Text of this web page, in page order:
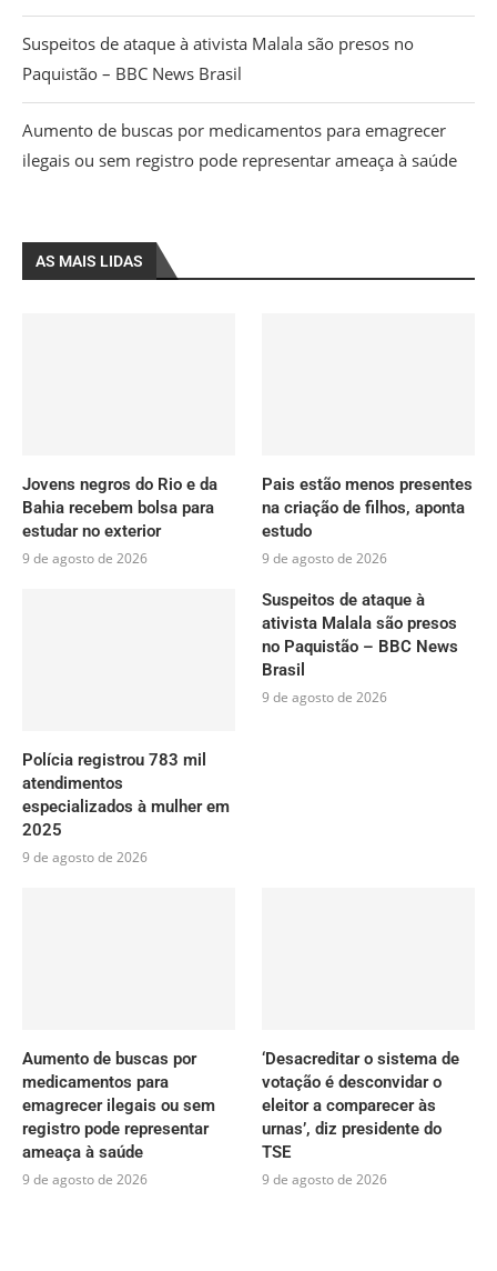
Suspeitos de ataque à ativista Malala são presos no
Paquistão – BBC News Brasil
Aumento de buscas por medicamentos para emagrecer
ilegais ou sem registro pode representar ameaça à saúde
AS MAIS LIDAS
Jovens negros do Rio e da
Bahia recebem bolsa para
estudar no exterior
9 de agosto de 2026
Pais estão menos presentes
na criação de filhos, aponta
estudo
9 de agosto de 2026
Polícia registrou 783 mil
atendimentos
especializados à mulher em
2025
9 de agosto de 2026
Suspeitos de ataque à
ativista Malala são presos
no Paquistão – BBC News
Brasil
9 de agosto de 2026
Aumento de buscas por
medicamentos para
emagrecer ilegais ou sem
registro pode representar
ameaça à saúde
9 de agosto de 2026
‘Desacreditar o sistema de
votação é desconvidar o
eleitor a comparecer às
urnas’, diz presidente do
TSE
9 de agosto de 2026